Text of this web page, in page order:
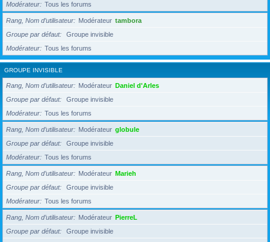
Modérateur
Tous les forums
Rang, Nom d’utilisateur Modérateur tambora
Groupe par défaut
Groupe invisible
Modérateur
Tous les forums
GROUPE INVISIBLE
Rang, Nom d’utilisateur Modérateur Daniel d'Arles
Groupe par défaut
Groupe invisible
Modérateur
Tous les forums
Rang, Nom d’utilisateur Modérateur globule
Groupe par défaut
Groupe invisible
Modérateur
Tous les forums
Rang, Nom d’utilisateur Modérateur Marieh
Groupe par défaut
Groupe invisible
Modérateur
Tous les forums
Rang, Nom d’utilisateur Modérateur PierreL
Groupe par défaut
Groupe invisible